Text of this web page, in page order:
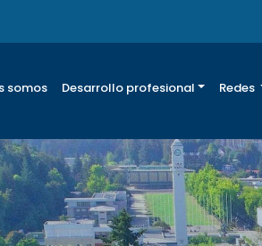
somos Desarrollo profesional Redes